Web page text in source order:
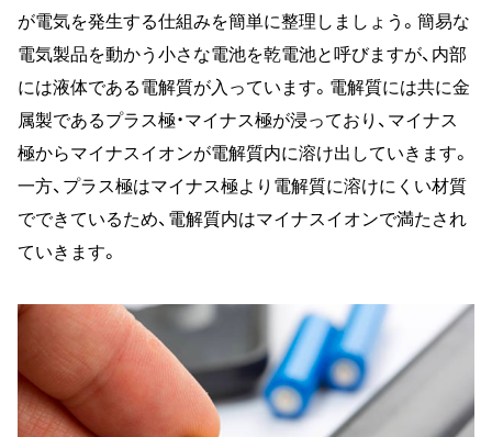
が電気を発生する仕組みを簡単に整理しましょう。簡易な
電気製品を動かう小さな電池を乾電池と呼びますが、内部
には液体である電解質が入っています。電解質には共に金
属製であるプラス極・マイナス極が浸っており、マイナス
極からマイナスイオンが電解質内に溶け出していきます。
一方、プラス極はマイナス極より電解質に溶けにくい材質
でできているため、電解質内はマイナスイオンで満たされ
ていきます。